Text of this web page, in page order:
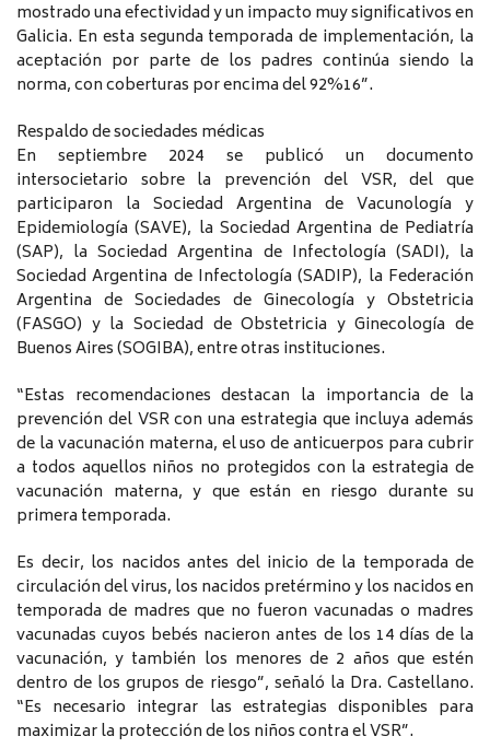
mostrado una efectividad y un impacto muy significativos en
Galicia. En esta segunda temporada de implementación, la
aceptación por parte de los padres continúa siendo la
norma, con coberturas por encima del 92%16”.
Respaldo de sociedades médicas
En septiembre 2024 se publicó un documento
intersocietario sobre la prevención del VSR, del que
participaron la Sociedad Argentina de Vacunología y
Epidemiología (SAVE), la Sociedad Argentina de Pediatría
(SAP), la Sociedad Argentina de Infectología (SADI), la
Sociedad Argentina de Infectología (SADIP), la Federación
Argentina de Sociedades de Ginecología y Obstetricia
(FASGO) y la Sociedad de Obstetricia y Ginecología de
Buenos Aires (SOGIBA), entre otras instituciones.
“Estas recomendaciones destacan la importancia de la
prevención del VSR con una estrategia que incluya además
de la vacunación materna, el uso de anticuerpos para cubrir
a todos aquellos niños no protegidos con la estrategia de
vacunación materna, y que están en riesgo durante su
primera temporada.
Es decir, los nacidos antes del inicio de la temporada de
circulación del virus, los nacidos pretérmino y los nacidos en
temporada de madres que no fueron vacunadas o madres
vacunadas cuyos bebés nacieron antes de los 14 días de la
vacunación, y también los menores de 2 años que estén
dentro de los grupos de riesgo”, señaló la Dra. Castellano.
“Es necesario integrar las estrategias disponibles para
maximizar la protección de los niños contra el VSR”.